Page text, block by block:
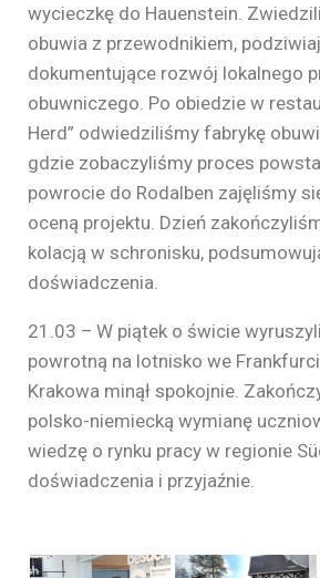
wycieczkę do Hauenstein.
obuwia z przewodnikiem,
dokumentujące rozwój lokalnego
obuwniczego. Po obiedzie w
Herd” odwiedziliśmy fabrykę
gdzie zobaczyliśmy proces
powrocie do Rodalben zajęliśmy
oceną projektu. Dzień
kolacją w schronisku,
doświadczenia.
21.03 – W piątek o świcie
powrotną na lotnisko we
Krakowa minął spokojnie.
polsko-niemiecką wymianę
wiedzę o rynku pracy w regionie
doświadczenia i przyjaźnie.